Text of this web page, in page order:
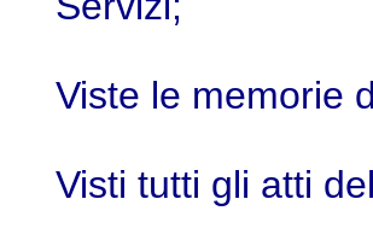
Viste le memorie
Visti tutti gli atti